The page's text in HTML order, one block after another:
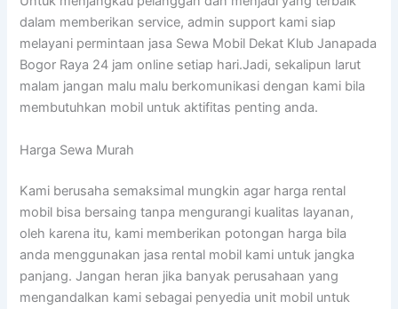
dalam memberikan service, admin support kami siap
melayani permintaan jasa Sewa Mobil Dekat Klub Janapada
Bogor Raya 24 jam online setiap hari.Jadi, sekalipun larut
malam jangan malu malu berkomunikasi dengan kami bila
membutuhkan mobil untuk aktifitas penting anda.
Harga Sewa Murah
Kami berusaha semaksimal mungkin agar harga rental
mobil bisa bersaing tanpa mengurangi kualitas layanan,
oleh karena itu, kami memberikan potongan harga bila
anda menggunakan jasa rental mobil kami untuk jangka
panjang. Jangan heran jika banyak perusahaan yang
mengandalkan kami sebagai penyedia unit mobil untuk